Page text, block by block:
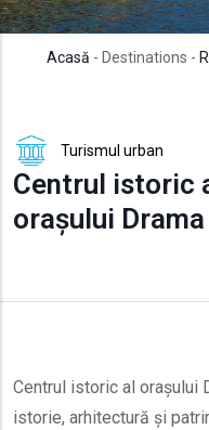
Acasă - Destinations -
Turismul urban
Centrul istoric
orașului Drama
Centrul istoric al orașului
istorie, arhitectură și